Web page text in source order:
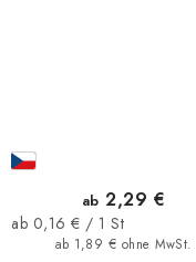
ab 1,89 € ohne MwSt.
ab 2,29 €
Verkaufspreis:
ab 0,16 € / 1 St